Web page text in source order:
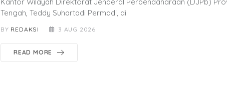
Kantor Wilayah Direktorat Jenderal Perbendaharaan (DJPb)
Tengah, Teddy Suhartadi Permadi, di
BY REDAKSI 3 AUG 2026
READ MORE